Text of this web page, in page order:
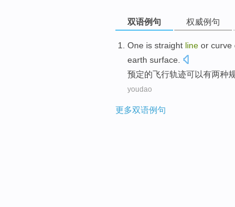
双语例句 权威例句
One is straight line or curve
earth surface.
预定的飞行轨迹可以有两种
youdao
更多双语例句